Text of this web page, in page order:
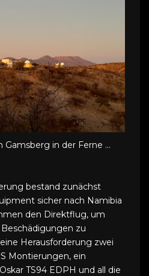
in der Ferne ...
bestand zunächst
sicher nach Namibia
den Direktflug, um
zu
Herausforderung zwei
Montierungen, ein
TS94 EDPH und all die